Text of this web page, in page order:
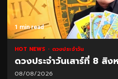
1 min read
HOT NEWS ดวงประจำวัน
ดวงประจำวันเสาร์ที่ 8 สิ
08/08/2026